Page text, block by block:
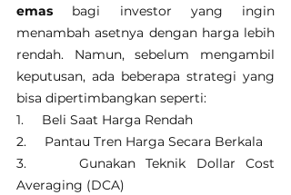
emas bagi investor yang ingin
menambah asetnya dengan harga lebih
rendah. Namun, sebelum mengambil
keputusan, ada beberapa strategi yang
bisa dipertimbangkan seperti:
1. Beli Saat Harga Rendah
2. Pantau Tren Harga Secara Berkala
3. Gunakan Teknik Dollar Cost
Averaging (DCA)